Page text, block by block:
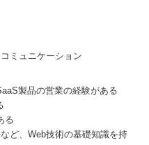
ミュニケーション
製品の営業の経験がある
る
ど、Web技術の基礎知識を持